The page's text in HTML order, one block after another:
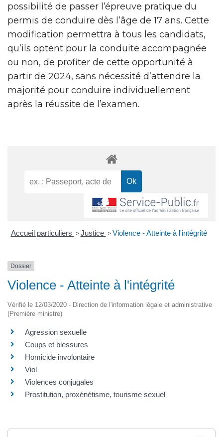
possibilité de passer l’épreuve pratique du
permis de conduire dès l’âge de 17 ans. Cette
modification permettra à tous les candidats,
qu’ils optent pour la conduite accompagnée
ou non, de profiter de cette opportunité à
partir de 2024, sans nécessité d’attendre la
majorité pour conduire individuellement
après la réussite de l’examen.
Accueil particuliers > Justice > Violence - Atteinte à l'intégrité
Dossier
Violence - Atteinte à l'intégrité
Vérifié le 12/03/2020 - Direction de l'information légale et administrative
(Première ministre)
Agression sexuelle
Coups et blessures
Homicide involontaire
Viol
Violences conjugales
Prostitution, proxénétisme, tourisme sexuel